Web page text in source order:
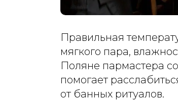
Правильная
мягкого пара,
Поляне пармастера
помогает
от банных ритуалов.